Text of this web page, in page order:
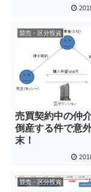
競売・区分投資
売買契約中の仲
倒産する件で意
末！
競売・区分投資